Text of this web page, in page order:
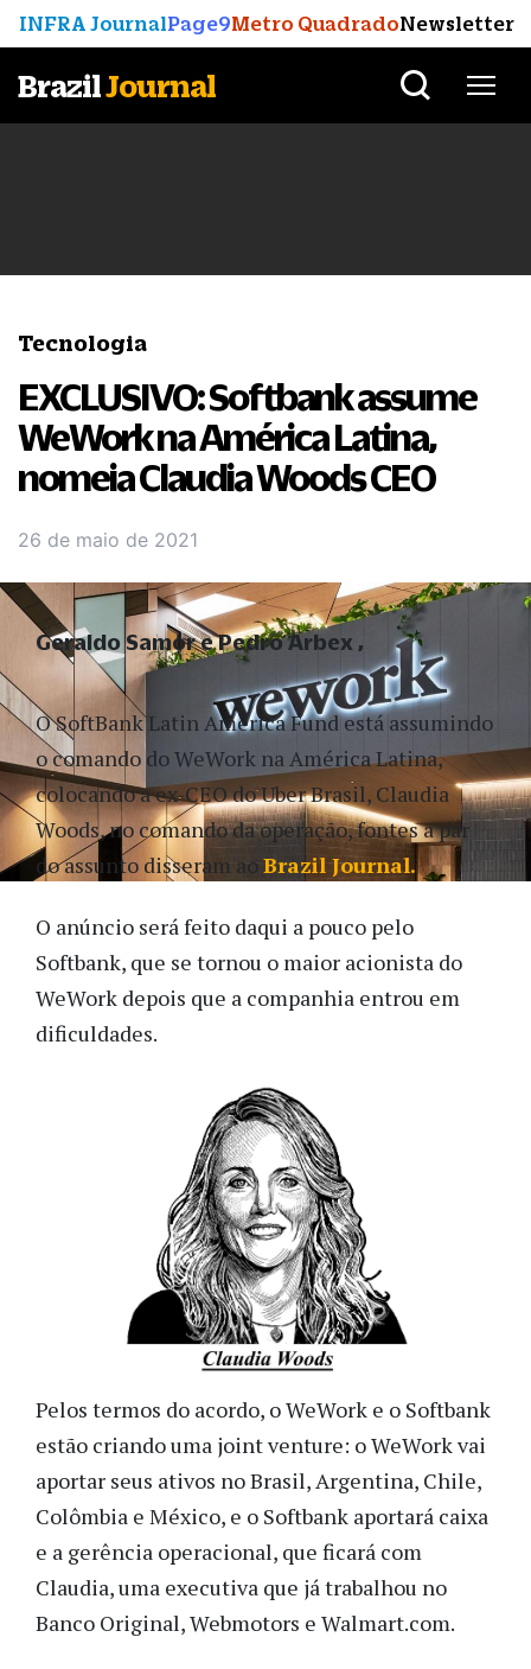
INFRA JournalPage9Metro QuadradoNewsletter
BrazilJournal
Tecnologia
EXCLUSIVO: Softbank assume
WeWork na América Latina,
nomeia Claudia Woods CEO
26 de maio de 2021
O SoftBank Latin America Fund está assumindo
o comando do WeWork na América Latina,
colocando a ex-CEO do Uber Brasil, Claudia
Woods, no comando da operação, fontes a par
do assunto disseram aoBrazil Journal.
O anúncio será feito daqui a pouco pelo
Softbank, que se tornou o maior acionista do
WeWork depois que a companhia entrou em
dificuldades.
Pelos termos do acordo, o WeWork e o Softbank
estão criando uma joint venture: o WeWork vai
aportar seus ativos no Brasil, Argentina, Chile,
Colômbia e México, e o Softbank aportará caixa
e a gerência operacional, que ficará com
Claudia, uma executiva que já trabalhou no
Banco Original, Webmotors e Walmart.com.
Geraldo Samor e Pedro Arbex